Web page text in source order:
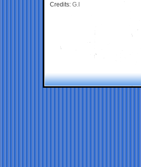
Credits: G.I